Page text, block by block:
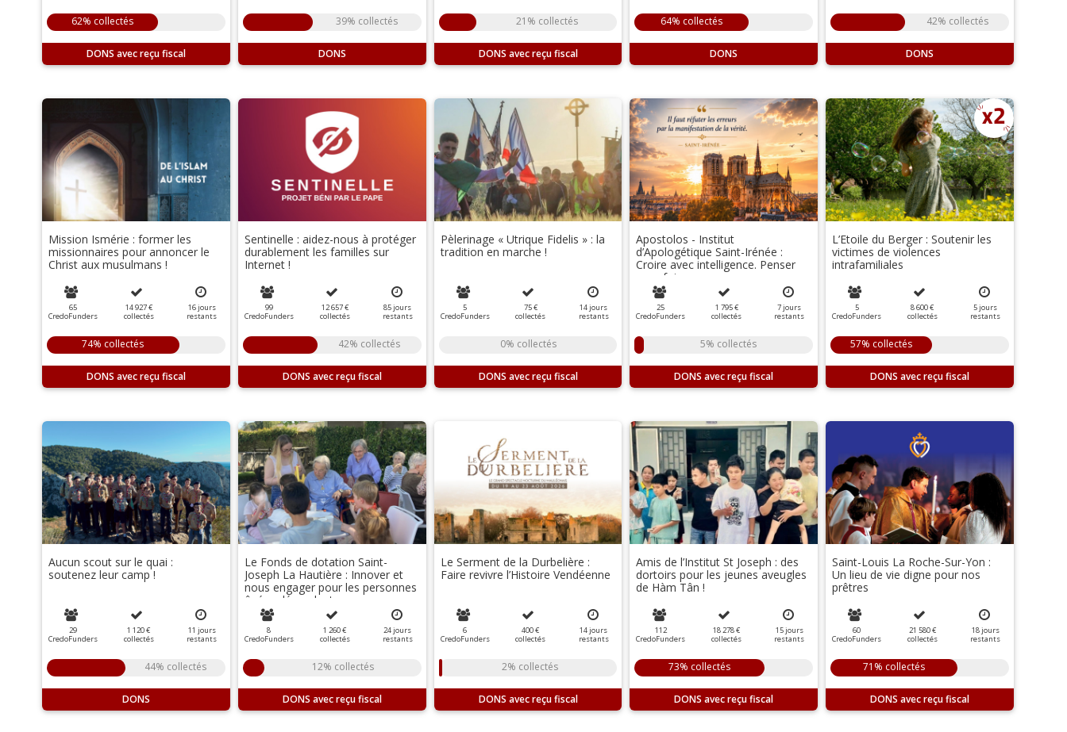
62% collectés
DONS
39% collectés
DONS
21% collectés
DONS
64% collectés
DONS
42% collectés
DONS
Mission Ismérie : former les
missionnaires pour annoncer le
Christ aux musulmans !
65
CredoFunders
14 927 €
collectés
16jours
restants
74% collectés
DONS
Sentinelle : aidez-nous à protéger
durablement les familles sur
Internet !
99
CredoFunders
12 657 €
collectés
85jours
restants
42% collectés
DONS
Pèlerinage « Utrique Fidelis » : la
tradition en marche !
5
CredoFunders
75 €
collectés
14jours
restants
0% collectés
DONS
Apostolos - Institut
d’Apologétique Saint-Irénée :
Croire avec intelligence. Penser
avec foi.
25
CredoFunders
1 795 €
collectés
7jours
restants
5% collectés
DONS
L’Etoile du Berger : Soutenir les
victimes de violences
intrafamiliales
5
CredoFunders
8 600 €
collectés
5jours
restants
57% collectés
DONS
Aucun scout sur le quai :
soutenez leur camp !
29
CredoFunders
1 120 €
collectés
11 jours
restants
44% collectés
DONS
Le Fonds de dotation Saint-
Joseph La Hautière : Innover et
nous engager pour les personnes
âgées dépendantes
8
CredoFunders
1 260 €
collectés
24jours
restants
12% collectés
DONS
Le Serment de la Durbelière :
Faire revivre l’Histoire Vendéenne
6
CredoFunders
400 €
collectés
14jours
restants
2% collectés
DONS
Amis de l’Institut St Joseph : des
dortoirs pour les jeunes aveugles
de Hàm Tân !
112
CredoFunders
18 278 €
collectés
15jours
restants
73% collectés
DONS
Saint-Louis La Roche-Sur-Yon :
Un lieu de vie digne pour nos
prêtres
60
CredoFunders
21 580 €
collectés
18jours
restants
71% collectés
DONS